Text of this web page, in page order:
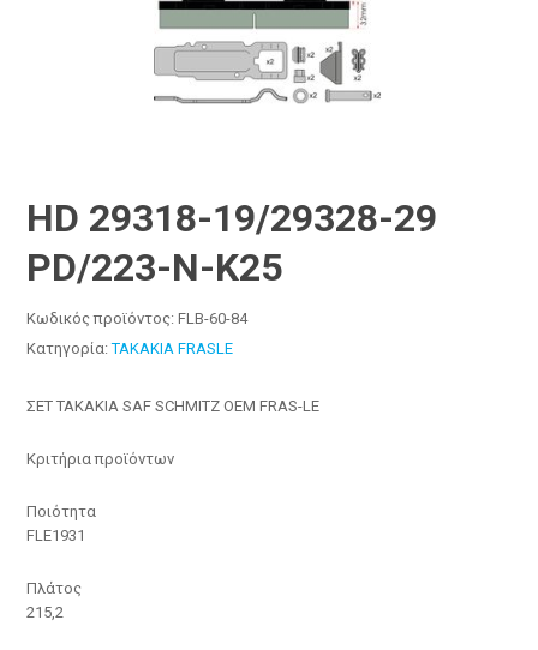
HD 29318-19/29328-29
PD/223-N-K25
Κωδικός προϊόντος:FLB-60-84
Κατηγορία:ΤΑΚΑΚΙΑ FRASLE
ΣΕΤ ΤΑΚΑΚΙΑ SAF SCHMITZ OEM FRAS-LE
Κριτήρια προϊόντων
Ποιότητα
FLE1931
Πλάτος
215,2